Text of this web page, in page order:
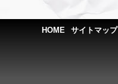
HOME サイトマップ